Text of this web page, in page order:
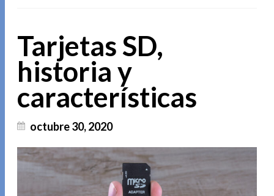
Tarjetas SD,
historia y
características
octubre 30, 2020